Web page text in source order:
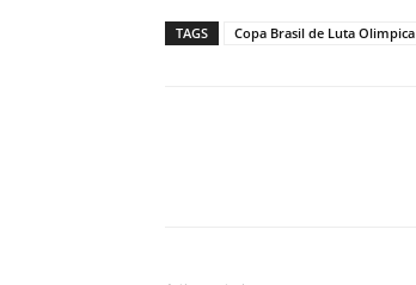
TAGS Copa Brasil de Luta Olimpica